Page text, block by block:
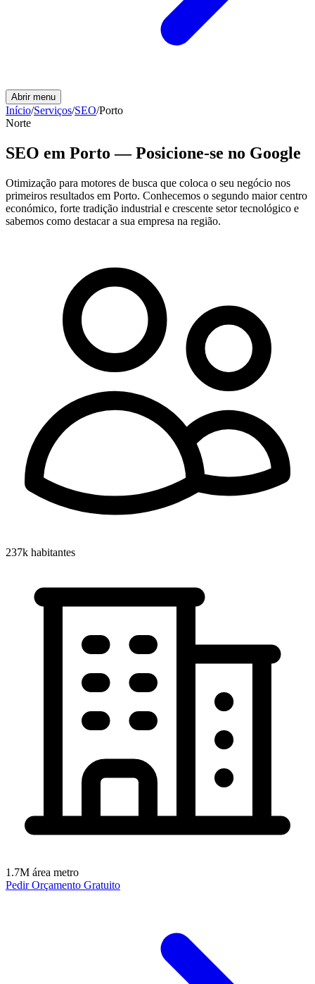
Abrir menu
Início/Serviços/SEO/Porto
Norte
SEO em Porto — Posicione-se no Google
Otimização para motores de busca que coloca o seu negócio nos
primeiros resultados em Porto. Conhecemos o segundo maior centro
económico, forte tradição industrial e crescente setor tecnológico e
sabemos como destacar a sua empresa na região.
237k habitantes
1.7M área metro
Pedir Orçamento Gratuito